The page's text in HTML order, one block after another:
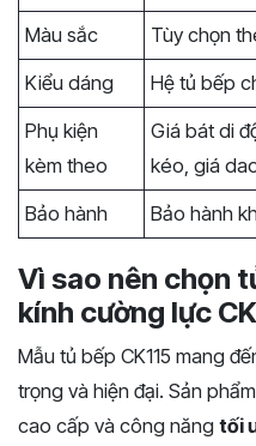
Màu sắc
Tùy chọn
Kiểu dáng
Hệ tủ bếp
Phụ kiện
kèm theo
Giá bát di
kéo, giá
Bảo hành
Bảo hành
Vì sao nên chọn
kính cường lực
Mẫu tủ bếp CK115 mang
trọng và hiện đại. Sản
cao cấp và công năng tối